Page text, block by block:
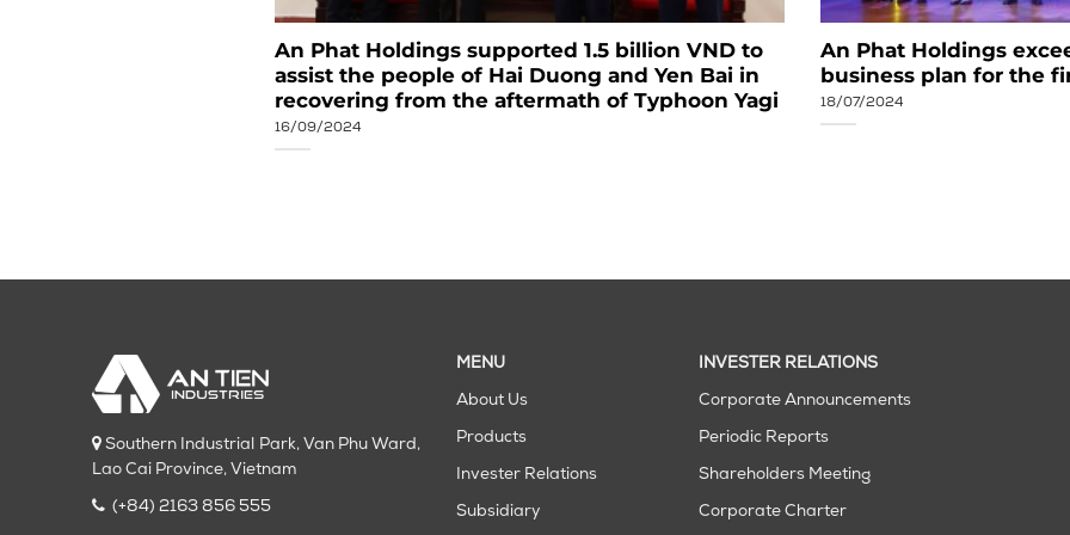
An Phat Holdings supported 1.5 billion VND to
assist the people of Hai Duong and Yen Bai in
recovering from the aftermath of Typhoon Yagi
16/09/2024
An Phat Holdings
business plan for the
18/07/2024
Southern Industrial Park, Van Phu Ward,
Lao Cai Province, Vietnam
(+84) 2163 856 555
MENU
About Us
Products
Invester Relations
Subsidiary
INVESTER RELATIONS
Corporate Announcements
Periodic Reports
Shareholders Meeting
Corporate Charter